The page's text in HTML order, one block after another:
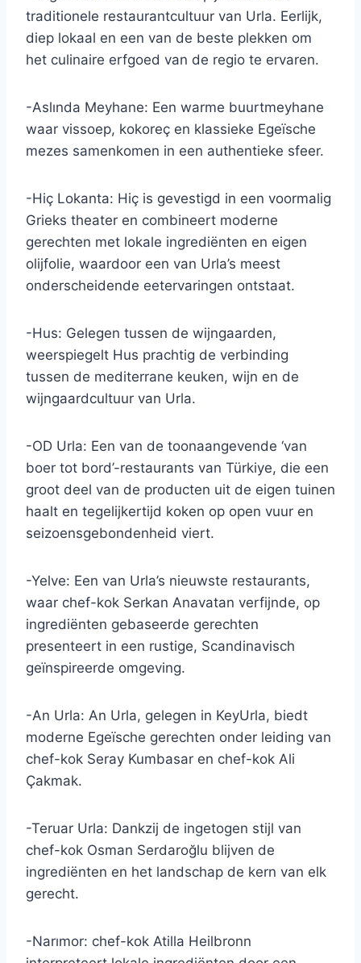
traditionele restaurantcultuur van Urla. Eerlijk,
diep lokaal en een van de beste plekken om
het culinaire erfgoed van de regio te ervaren.
-Aslında Meyhane: Een warme buurtmeyhane
waar vissoep, kokoreç en klassieke Egeïsche
mezes samenkomen in een authentieke sfeer.
-Hiç Lokanta: Hiç is gevestigd in een voormalig
Grieks theater en combineert moderne
gerechten met lokale ingrediënten en eigen
olijfolie, waardoor een van Urla’s meest
onderscheidende eetervaringen ontstaat.
-Hus: Gelegen tussen de wijngaarden,
weerspiegelt Hus prachtig de verbinding
tussen de mediterrane keuken, wijn en de
wijngaardcultuur van Urla.
-OD Urla: Een van de toonaangevende ‘van
boer tot bord’-restaurants van Türkiye, die een
groot deel van de producten uit de eigen tuinen
haalt en tegelijkertijd koken op open vuur en
seizoensgebondenheid viert.
-Yelve: Een van Urla’s nieuwste restaurants,
waar chef-kok Serkan Anavatan verfijnde, op
ingrediënten gebaseerde gerechten
presenteert in een rustige, Scandinavisch
geïnspireerde omgeving.
-An Urla: An Urla, gelegen in KeyUrla, biedt
moderne Egeïsche gerechten onder leiding van
chef-kok Seray Kumbasar en chef-kok Ali
Çakmak.
-Teruar Urla: Dankzij de ingetogen stijl van
chef-kok Osman Serdaroğlu blijven de
ingrediënten en het landschap de kern van elk
gerecht.
-Narımor: chef-kok Atilla Heilbronn